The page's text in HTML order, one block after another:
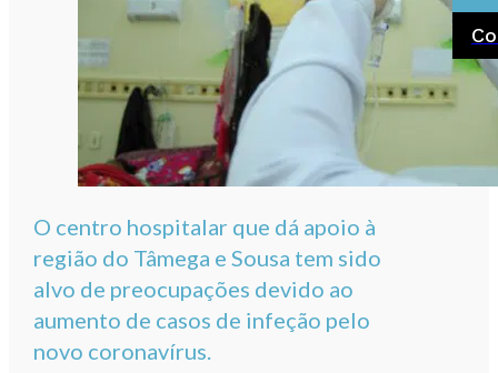
O centro hospitalar que dá apoio à
região do Tâmega e Sousa tem sido
alvo de preocupações devido ao
aumento de casos de infeção pelo
novo coronavírus.